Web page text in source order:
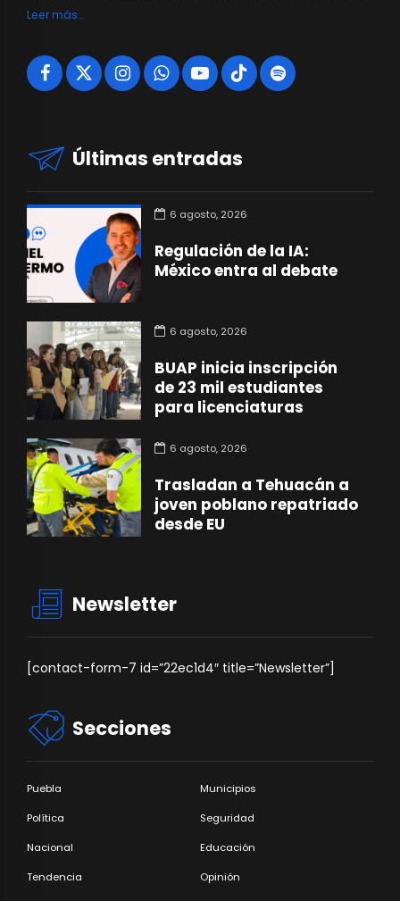
Leer más…
Últimas entradas
6 agosto, 2026
Regulación de la IA:
México entra al debate
6 agosto, 2026
BUAP inicia inscripción
de 23 mil estudiantes
para licenciaturas
6 agosto, 2026
Trasladan a Tehuacán a
joven poblano repatriado
desde EU
Newsletter
[contact-form-7 id=”22ec1d4″ title=”Newsletter”]
Secciones
Puebla Municipios
Política Seguridad
Nacional Educación
Tendencia Opinión